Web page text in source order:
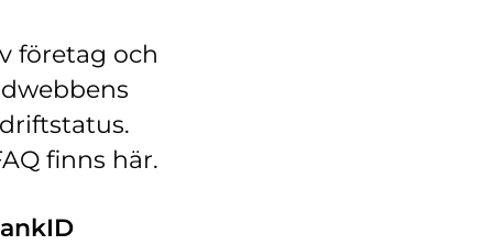
företag och
finns här.